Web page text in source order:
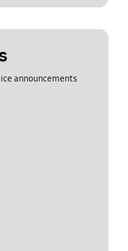
announcements